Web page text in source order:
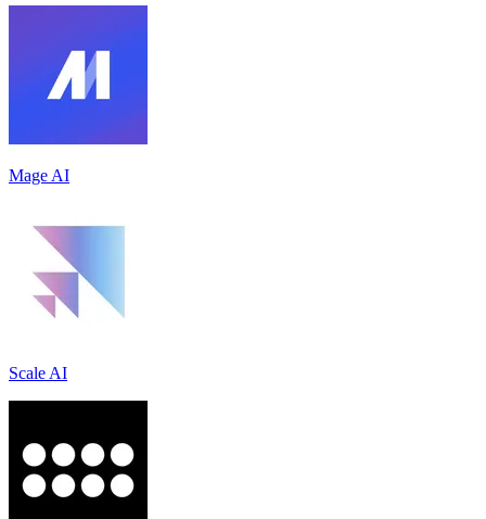
Mage AI
Scale AI